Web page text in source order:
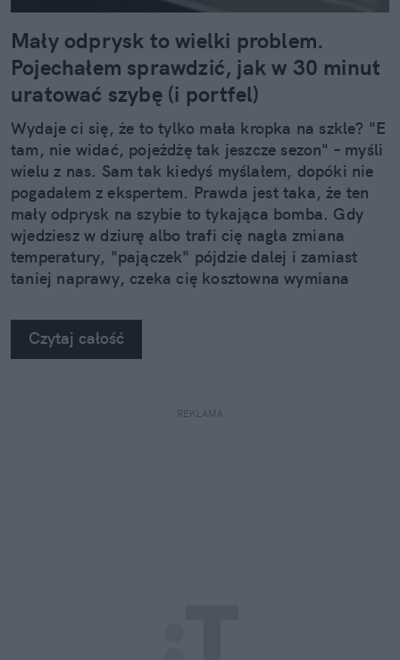
Mały odprysk to wielki problem.
Pojechałem sprawdzić, jak w 30 minut
uratować szybę (i portfel)
Wydaje ci się, że to tylko mała kropka na szkle? "E
tam, nie widać, pojeżdżę tak jeszcze sezon" – myśli
wielu z nas. Sam tak kiedyś myślałem, dopóki nie
pogadałem z ekspertem. Prawda jest taka, że ten
mały odprysk na szybie to tykająca bomba. Gdy
wjedziesz w dziurę albo trafi cię nagła zmiana
temperatury, "pajączek" pójdzie dalej i zamiast
taniej naprawy, czeka cię kosztowna wymiana
na własne oczy zobaczyć, jak profesjonaliści radzą
sobie z takimi uszkodzeniami.
Czytaj całość
REKLAMA